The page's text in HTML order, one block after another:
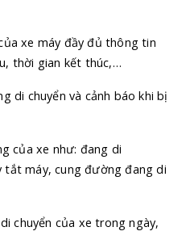
xe máy đầy đủ thông tin
thời gian kết thúc,…
di chuyển và cảnh báo khi bị
của xe như: đang di
tắt máy, cung đường đang di
chuyển của xe trong ngày,